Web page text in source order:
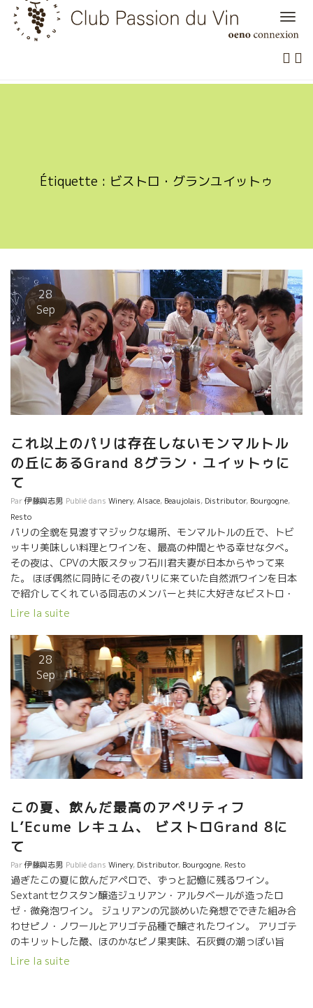
Skip
content
Étiquette : ビストロ・グランユイットゥ
28
Sep
これ以上のパリは存在しないモンマルトル
の丘にあるGrand 8グラン・ユイットゥに
て
Par伊藤與志男 Publié dans Winery,Alsace, Beaujolais, Distributor, Bourgogne,
Resto
パリの全貌を見渡すマジックな場所、モンマルトルの丘で、トビ
ッキリ美味しい料理とワインを、最高の仲間とやる幸せな夕べ。
その夜は、CPVの大阪スタッフ石川君夫妻が日本からやって来
た。 ほぼ偶然に同時にその夜パリに来ていた自然派ワインを日本
で紹介してくれている同志のメンバーと共に大好きなビストロ・
グラン・ユイットにやって来た。 人生、美味しいものを、志が近
んが薦めるワインと気合の入ったビストロ料理、なんて幸せなん
だろう。 必ず魚介類メニューがあるのが嬉しい。クトーと呼ばれ
る長い貝のワイン蒸しに、私の大好きなValetteヴァレットのシャ
ルドネは、もういきなりノックダウン。 ★Domaine
Geschickt ドメーヌ・ゲシクト★ 白身魚にアルザスのGeshickt
ゲーシクト醸造のPhenixフェニックス 、ピノ・グリ品種を一か
月 マセラッションにたもの。 ピュアーな果実味、キレイな酸、上
品な舌触り、真っ直ぐなミネラル感、白身魚にバッチリでした。
★Jean-Claude Lapalu ジャンクロード・ラパリュ★ そして、我
らの友ジャンクロード・ラパリュが醸すガメー品種のTentationタ
ルの丘の上からパリの夜景を楽しめる。最高！！
Lire la suite
28
Sep
この夏、飲んだ最高のアペリティフ
L’Ecume レキュム、 ビストロGrand 8に
て
Par伊藤與志男 Publié dans Winery, Distributor, Bourgogne, Resto
過ぎたこの夏に飲んだアペロで、ずっと記憶に残るワイン。
Sextantセクスタン醸造ジュリアン・アルタベールが造ったロ
ゼ・微発泡ワイン。 ジュリアンの冗談めいた発想でできた組み合
わせピノ・ノワールとアリゴテ品種で醸されたワイン。 アリゴテ
のキリットした酸、ほのかなピノ果実味、石灰質の潮っぽい旨
味、胃は活発に動きだした。 流石のEmilieエミリーのお勧めアペ
Lire la suite